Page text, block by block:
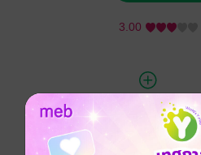
3.00
ติดตาม